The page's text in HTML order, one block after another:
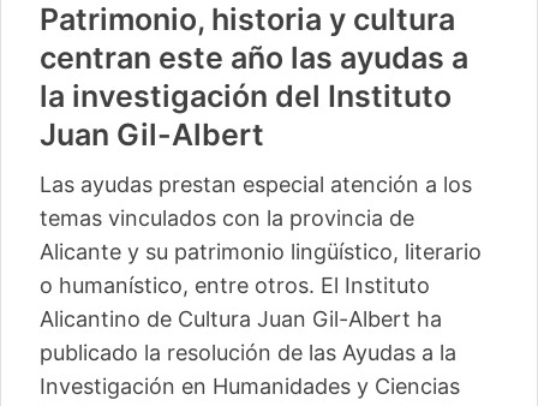
Patrimonio, historia y cultura
centran este año las ayudas a
la investigación del Instituto
Juan Gil-Albert
Las ayudas prestan especial atención a los
temas vinculados con la provincia de
Alicante y su patrimonio lingüístico, literario
o humanístico, entre otros. El Instituto
Alicantino de Cultura Juan Gil-Albert ha
publicado la resolución de las Ayudas a la
Investigación en Humanidades y Ciencias